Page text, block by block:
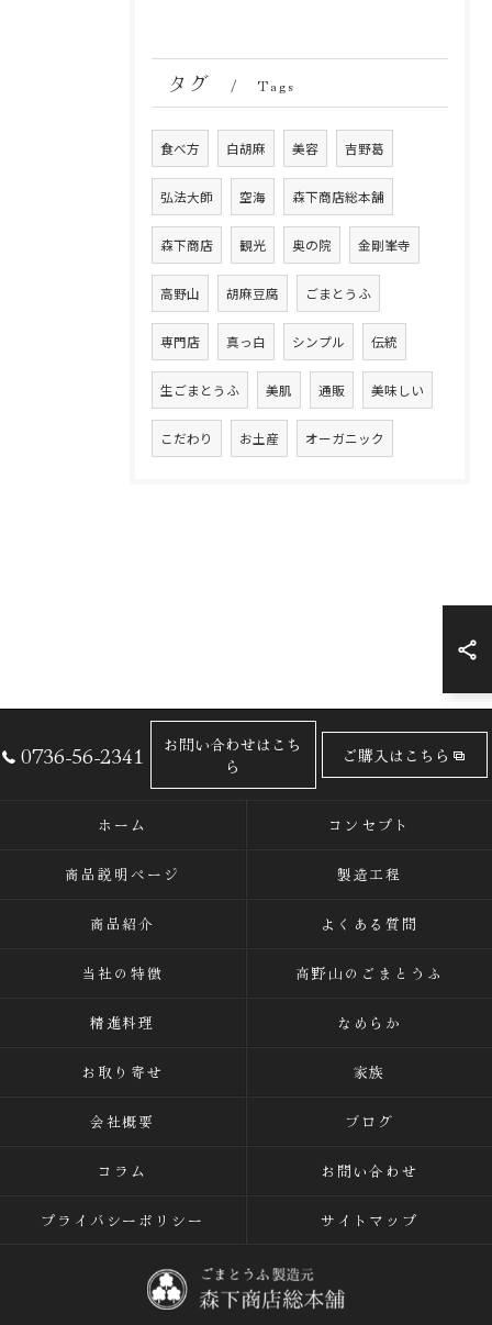
タグ Tags
食べ方 白胡麻 美容 吉野葛
弘法大師 空海 森下商店総本舗
森下商店 観光 奥の院 金剛峯寺
高野山 胡麻豆腐 ごまとうふ
専門店 真っ白 シンプル 伝統
生ごまとうふ 美肌 通販 美味しい
こだわり お土産 オーガニック
0736-56-2341
お問い合わせはこち
ら
ご購入はこちら
ホーム コンセプト
商品説明ページ 製造工程
商品紹介 よくある質問
当社の特徴 高野山のごまとうふ
精進料理 なめらか
お取り寄せ 家族
会社概要 ブログ
コラム お問い合わせ
プライバシーポリシー サイトマップ